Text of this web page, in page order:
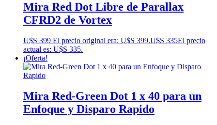
Mira Red Dot Libre de Parallax
CFRD2 de Vortex
U$S399 El precio original era: U$S 399.U$S 335El precio
actual es: U$S 335.
¡Oferta!
Mira Red-Green Dot 1 x 40 para un
Enfoque y Disparo Rapido